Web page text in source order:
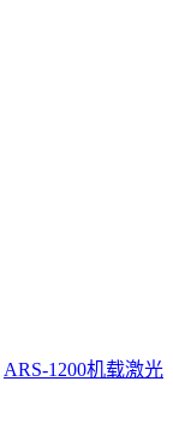
ARS-1200机载激光